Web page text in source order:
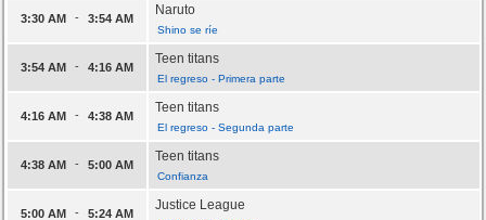
3:30 AM - 3:54 AM
Naruto
Shino se ríe
3:54 AM - 4:16 AM
Teen titans
El regreso - Primera parte
4:16 AM - 4:38 AM
Teen titans
El regreso - Segunda parte
4:38 AM - 5:00 AM
Teen titans
Confianza
5:00 AM - 5:24 AM
Justice League